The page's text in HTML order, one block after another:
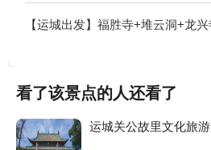
【运城出发】福胜寺+堆云洞+龙
看了该景点的人还看了
运城关公故里文化旅